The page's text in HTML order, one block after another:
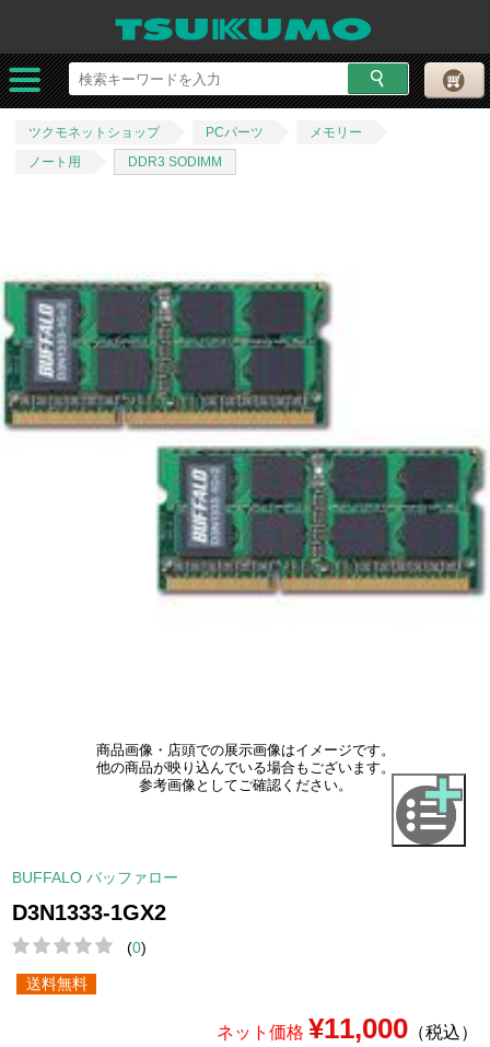
ツクモネットショップ PCパーツ
メモリー
ノート用
DDR3 SODIMM
商品画像・店頭での展示画像はイメージです。
他の商品が映り込んでいる場合もございます。
参考画像としてご確認ください。
BUFFALO バッファロー
D3N1333-1GX2
(0)
送料無料
ネット価格 ¥11,000（税込）